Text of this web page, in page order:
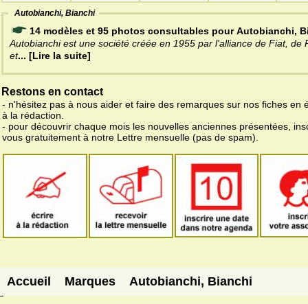
Autobianchi, Bianchi
14 modèles et 95 photos consultables pour Autobianchi,
Autobianchi est une société créée en 1955 par l'alliance de Fiat, de
et... [Lire la suite]
Restons en contact
- n'hésitez pas à nous aider et faire des remarques sur nos fiches en
à la rédaction.
- pour découvrir chaque mois les nouvelles anciennes présentées,
vous gratuitement à notre Lettre mensuelle (pas de spam).
Accueil Marques Autobianchi, Bianchi